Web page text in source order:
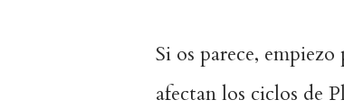
Si os parece,
afectan los ciclos de